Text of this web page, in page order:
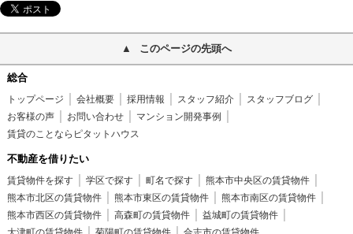
このページの先頭へ
総合
トップページ 会社概要 採用情報 スタッフ紹介
スタッフブログ
お客様の声
お問い合わせ
マンション開発事例
賃貸のことならピタットハウス
不動産を借りたい
賃貸物件を探す 学区で探す 町名で探す
熊本市中央区の賃貸物件
熊本市北区の賃貸物件
熊本市東区の賃貸物件
熊本市南区の賃貸物件
熊本市西区の賃貸物件
高森町の賃貸物件
益城町の賃貸物件